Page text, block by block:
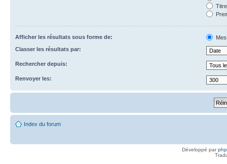
Afficher les résultats sous forme de:
Classer les résultats par:
Rechercher depuis:
Renvoyer les:
Index du forum
Développé par